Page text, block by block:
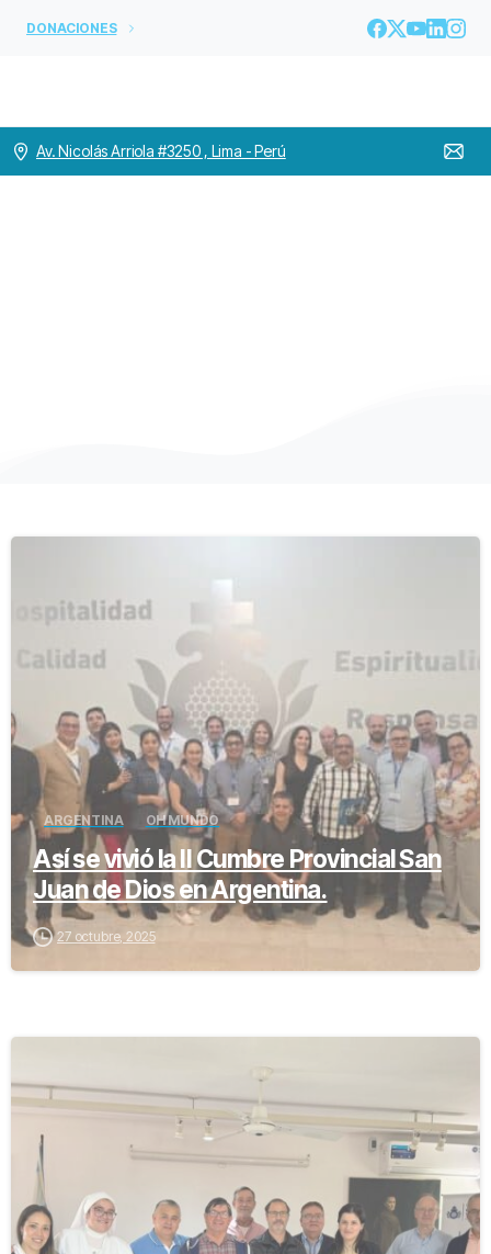
DONACIONES
Av. Nicolás Arriola #3250 , Lima - Perú
ARGENTINA OH MUNDO
Así se vivió la II Cumbre Provincial San
Juan de Dios en Argentina.
27 octubre, 2025